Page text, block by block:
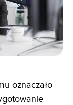
oznaczało